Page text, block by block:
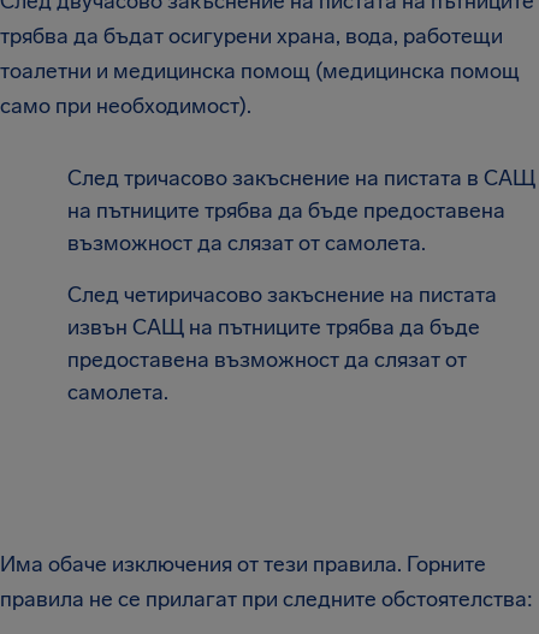
трябва да бъдат осигурени храна, вода, работещи
тоалетни и медицинска помощ (медицинска помощ
само при необходимост).
След тричасово закъснение на пистата в САЩ
на пътниците трябва да бъде предоставена
възможност да слязат от самолета.
След четиричасово закъснение на пистата
извън САЩ на пътниците трябва да бъде
предоставена възможност да слязат от
самолета.
Има обаче изключения от тези правила. Горните
правила не се прилагат при следните обстоятелства: